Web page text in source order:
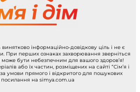
винятково інформаційно-довідкову ціль і не є
При перших ознаках захворювання зверніться
може бути небезпечним для вашого здоров’я!
або їх частин, розміщених на сайті “Сім’я і
умови прямого і відкритого для пошукових
на simya.com.ua